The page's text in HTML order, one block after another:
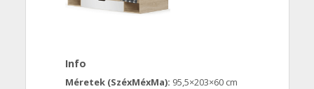
Info
Méretek (SzéxMéxMa): 95,5×203×60 cm